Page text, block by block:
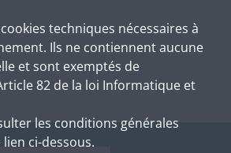
cookies techniques nécessaires à
Ils ne contiennent aucune
et sont exemptés de
82 de la loi Informatique et
les conditions générales
ci-dessous.